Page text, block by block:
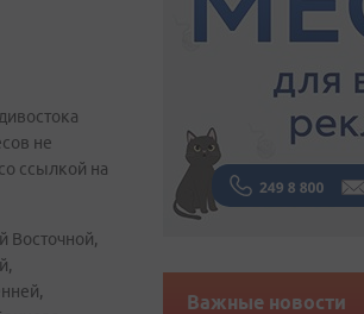
не
ссылкой на
Восточной,
Важные новости